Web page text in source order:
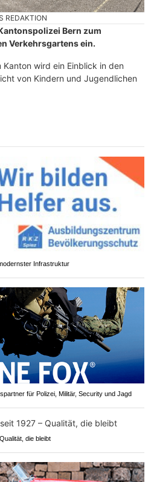
REDAKTION
Bern zum
Verkehrsgartens ein.
wird ein Einblick in den
von Kindern und Jugendlichen
Infrastruktur
für Polizei, Militär, Security und Jagd
die bleibt